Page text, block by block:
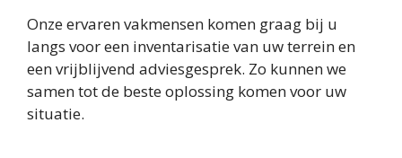
Onze ervaren vakmensen komen graag bij u
langs voor een inventarisatie van uw terrein en
een vrijblijvend adviesgesprek. Zo kunnen we
samen tot de beste oplossing komen voor uw
situatie.